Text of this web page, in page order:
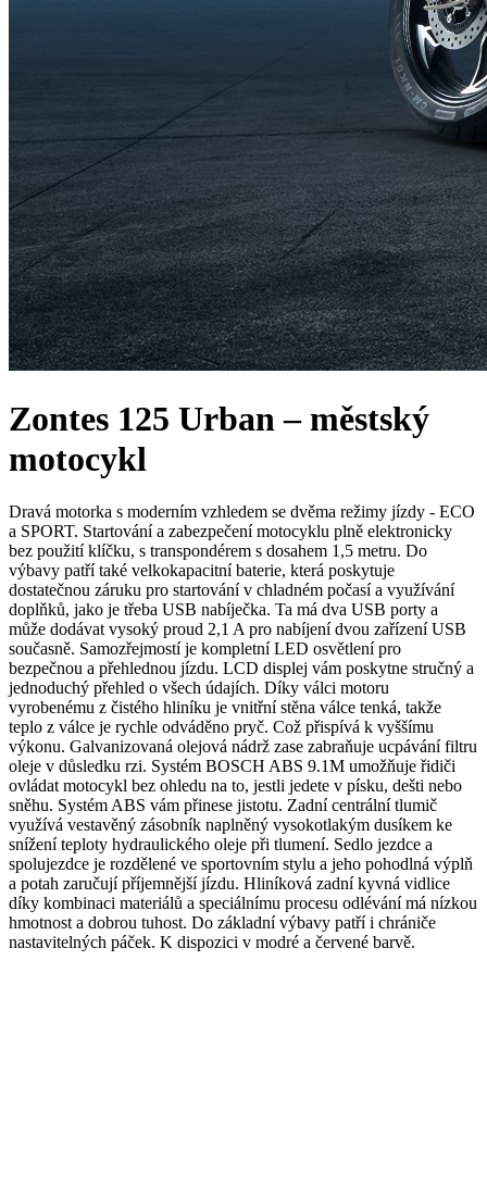
Zontes 125 Urban – městský
motocykl
Dravá motorka s moderním vzhledem se dvěma režimy jízdy - ECO
a SPORT. Startování a zabezpečení motocyklu plně elektronicky
bez použití klíčku, s transpondérem s dosahem 1,5 metru. Do
výbavy patří také velkokapacitní baterie, která poskytuje
dostatečnou záruku pro startování v chladném počasí a využívání
doplňků, jako je třeba USB nabíječka. Ta má dva USB porty a
může dodávat vysoký proud 2,1 A pro nabíjení dvou zařízení USB
současně. Samozřejmostí je kompletní LED osvětlení pro
bezpečnou a přehlednou jízdu. LCD displej vám poskytne stručný a
jednoduchý přehled o všech údajích. Díky válci motoru
vyrobenému z čistého hliníku je vnitřní stěna válce tenká, takže
teplo z válce je rychle odváděno pryč. Což přispívá k vyššímu
výkonu. Galvanizovaná olejová nádrž zase zabraňuje ucpávání filtru
oleje v důsledku rzi. Systém BOSCH ABS 9.1M umožňuje řidiči
ovládat motocykl bez ohledu na to, jestli jedete v písku, dešti nebo
sněhu. Systém ABS vám přinese jistotu. Zadní centrální tlumič
využívá vestavěný zásobník naplněný vysokotlakým dusíkem ke
snížení teploty hydraulického oleje při tlumení. Sedlo jezdce a
spolujezdce je rozdělené ve sportovním stylu a jeho pohodlná výplň
a potah zaručují příjemnější jízdu. Hliníková zadní kyvná vidlice
díky kombinaci materiálů a speciálnímu procesu odlévání má nízkou
hmotnost a dobrou tuhost. Do základní výbavy patří i chrániče
nastavitelných páček. K dispozici v modré a červené barvě.